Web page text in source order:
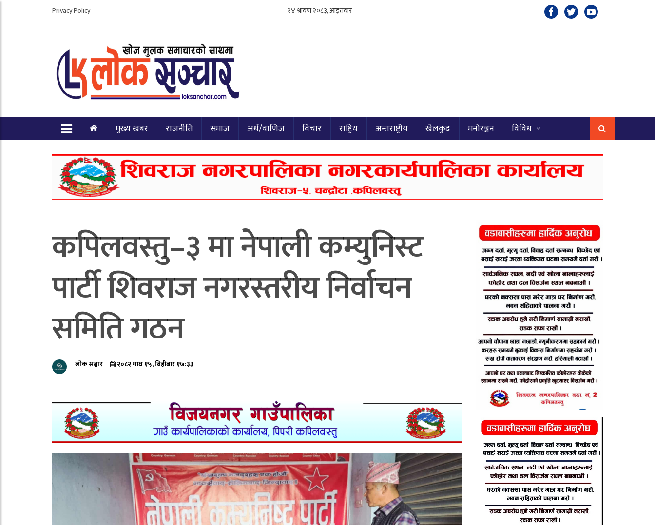
Privacy Policy
मुख्य खबर राजनीति समाज अर्थ/वाणिज विचार राष्ट्रिय अन्तराष्ट्रीय खेलकुद मनोरञ्जन विविध
कपिलवस्तु–३ मा नेपाली कम्युनिस्ट
पार्टी शिवराज नगरस्तरीय निर्वाचन
समिति गठन
लोक सञ्चार २०८२ माघ १५, बिहीबार १७:३३